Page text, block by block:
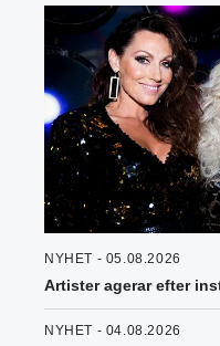
NYHET - 05.08.2026
Artister agerar efter
NYHET - 04.08.2026